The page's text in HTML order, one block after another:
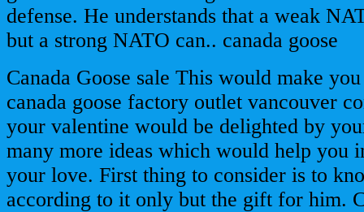
defense. He understands that a weak
but a strong NATO can.. canada goose
Canada Goose sale This would make
canada goose factory outlet vancouver
your valentine would be delighted by
many more ideas which would help you
your love. First thing to consider is to
according to it only but the gift for him.